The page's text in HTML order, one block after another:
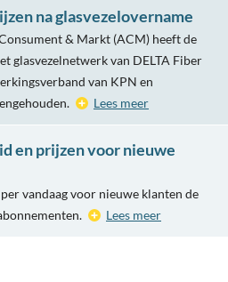
na glasvezelovername
& Markt (ACM) heeft de
glasvezelnetwerk van DELTA Fiber
van KPN en
Lees meer
en prijzen voor nieuwe
vandaag voor nieuwe klanten de
Lees meer